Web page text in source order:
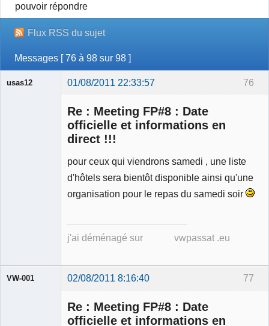
pouvoir répondre
Flux RSS du sujet
Messages [ 76 à 98 sur 98 ]
76
usas12 01/08/2011 22:33:57
Re : Meeting FP#8 : Date
officielle et informations en
direct !!!
pour ceux qui viendrons samedi , une liste
d'hôtels sera bientôt disponible ainsi qu'une
organisation pour le repas du samedi soir
j'ai déménagé sur vwpassat .eu
77
VW-001 02/08/2011 8:16:40
Re : Meeting FP#8 : Date
officielle et informations en